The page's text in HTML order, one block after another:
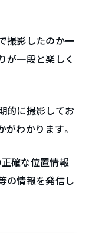
撮影したのか一
が一段と楽しく
的に撮影してお
がわかります。
確な位置情報
の情報を発信し